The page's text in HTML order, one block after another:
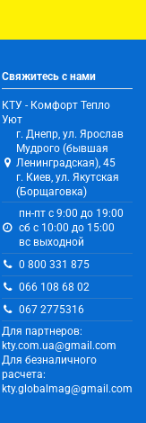
Свяжитесь с нами
КТУ - Комфорт Тепло
Уют
г. Днепр, ул. Ярослав
Мудрого (бывшая
Ленинградская), 45
г. Киев, ул. Якутская
(Борщаговка)
пн-пт с 9:00 до 19:00
сб с 10:00 до 15:00
вс выходной
0 800 331 875
066 108 68 02
067 2775316
Для партнеров:
kty.com.ua@gmail.com
Для безналичного
расчета:
kty.globalmag@gmail.com